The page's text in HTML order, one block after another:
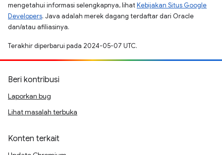
mengetahui informasi selengkapnya, lihatKebijakan Situs Google
Developers. Java adalah merek dagang terdaftar dari Oracle
dan/atau afiliasinya.
Terakhir diperbarui pada 2024-05-07 UTC.
Beri kontribusi
Laporkan bug
Lihat masalah terbuka
Konten terkait